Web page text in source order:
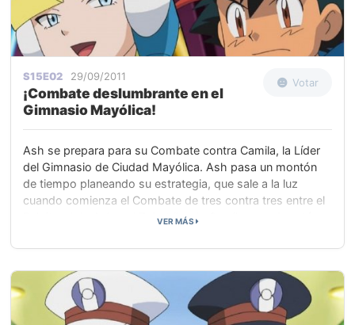
S15E02 29/09/2011
¡Combate deslumbrante en el
Gimnasio Mayólica!
Votar
Ash se prepara para su Combate contra Camila, la Líder
del Gimnasio de Ciudad Mayólica. Ash pasa un montón
de tiempo planeando su estrategia, que sale a la luz
cuando comienza el Combate de tres contra tres entre el
Palpitoad de Ash y el Zebstrika de Camila, que derrotó a
victorioso, pero se queda agotado. Aún así Ash continúa
movimientos, aparte de los de tipo Eléctrico. Emolga
derrota a Palpitoad y nos enteramos de que la estrategia
de Ash era vencer a todos los Pokémon de Camila sólo
VER MÁS